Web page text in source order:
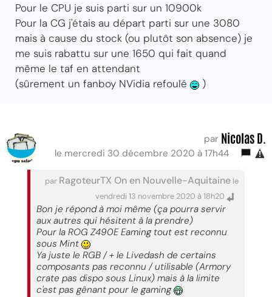
Pour le CPU je suis parti sur un 10900k
Pour la CG j'étais au départ parti sur une 3080
mais à cause du stock (ou plutôt son absence) je
me suis rabattu sur une 1650 qui fait quand
même le taf en attendant
(sûrement un fanboy NVidia refoulé
)
par Nicolas D.
le mercredi 30 décembre 2020 à 17h44
par RagoteurTX On en Nouvelle-Aquitaine le
vendredi 13 novembre 2020 à 18h20
Bon je répond à moi même (ça pourra servir
aux autres qui hésitent à la prendre)
Pour la ROG Z490E Eaming tout est reconnu
sous Mint
Ya juste le RGB / + le Livedash de certains
composants pas reconnu / utilisable (Armory
crate pas dispo sous Linux) mais à la limite
c'est pas gênant pour le gaming